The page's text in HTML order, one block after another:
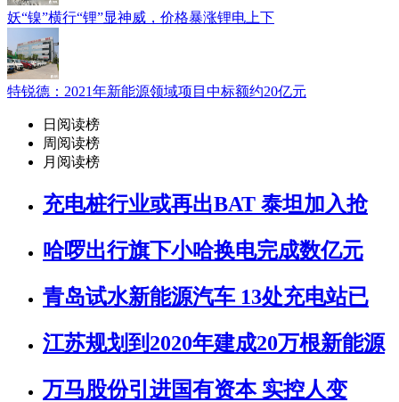
妖“镍”横行“锂”显神威，价格暴涨锂电上下
特锐德：2021年新能源领域项目中标额约20亿元
日阅读榜
周阅读榜
月阅读榜
充电桩行业或再出BAT 泰坦加入抢
哈啰出行旗下小哈换电完成数亿元
青岛试水新能源汽车 13处充电站已
江苏规划到2020年建成20万根新能源
万马股份引进国有资本 实控人变